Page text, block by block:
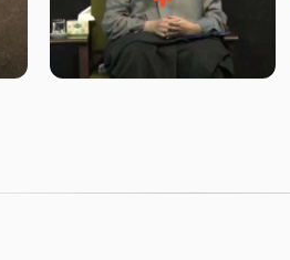
لقب حضرت رقیه سلام الله علیها
به چه معناست – حجت الاسلام